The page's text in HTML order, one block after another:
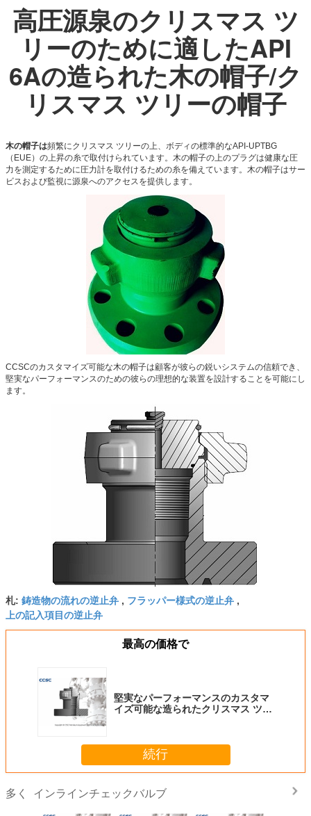
高圧源泉のクリスマス ツ
リーのために適したAPI
6Aの造られた木の帽子/ク
リスマス ツリーの帽子
木の帽子は頻繁にクリスマス ツリーの上、ボディの標準的なAPI-UPTBG
（EUE）の上昇の糸で取付けられています。木の帽子の上のプラグは健康な圧
力を測定するために圧力計を取付けるための糸を備えています。木の帽子はサー
ビスおよび監視に源泉へのアクセスを提供します。
CCSCのカスタマイズ可能な木の帽子は顧客が彼らの鋭いシステムの信頼でき、
堅実なパーフォーマンスのための彼らの理想的な装置を設計することを可能にし
ます。
札: 鋳造物の流れの逆止弁 , フラッパー様式の逆止弁 ,
上の記入項目の逆止弁
最高の価格で
堅実なパーフォーマンスのカスタマ
イズ可能な造られたクリスマス ツリ
続行
多く インラインチェックバルブ